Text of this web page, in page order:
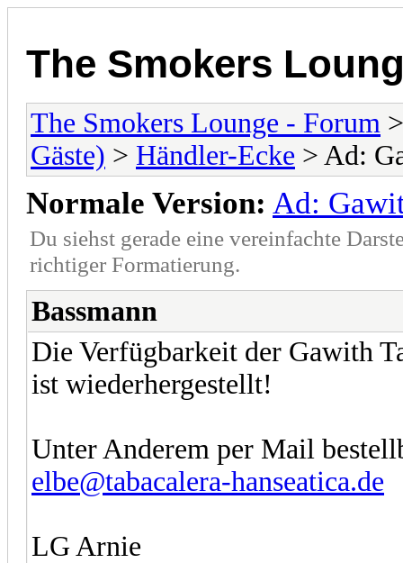
The Smokers
The Smokers Lounge - Forum
Gäste) > Händler-Ecke > Ad:
Normale Version: Ad:
Du siehst gerade eine vereinfachte
richtiger Formatierung.
Bassmann
Die Verfügbarkeit der Gawith
ist wiederhergestellt!
Unter Anderem per Mail
elbe@tabacalera-hanseatica.de
LG Arnie